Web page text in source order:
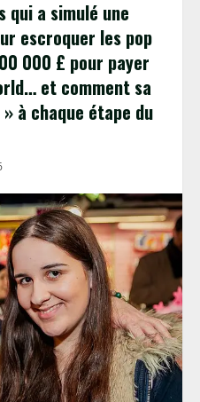
qui a simulé une
escroquer les pop
000 £ pour payer
et comment sa
à chaque étape du